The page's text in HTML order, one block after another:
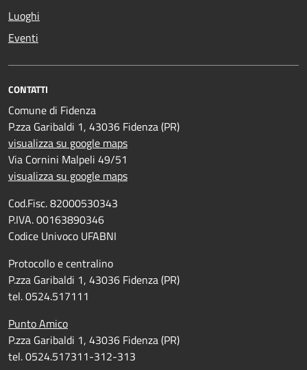
Luoghi
Eventi
CONTATTI
Comune di Fidenza
P.zza Garibaldi 1, 43036 Fidenza (PR)
visualizza su google maps
Via Cornini Malpeli 49/51
visualizza su google maps
Cod.Fisc. 82000530343
P.IVA. 00163890346
Codice Univoco UFABNI
Protocollo e centralino
P.zza Garibaldi 1, 43036 Fidenza (PR)
tel. 0524.517111
Punto Amico
P.zza Garibaldi 1, 43036 Fidenza (PR)
tel. 0524.517311-312-313